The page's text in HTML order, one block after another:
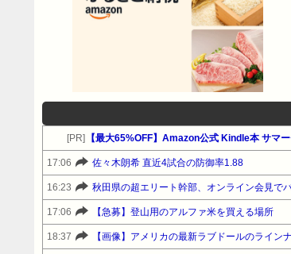
[PR] 【最大65%OFF】Amazon公式 Kindle本 サマ
17:06 佐々木朗希 直近4試合の防御率1.88
16:23 秋田県の超エリート幹部、オンライン会見で
17:06 【急募】登山用のアルファ米を買える場所
18:37 【画像】アメリカの最新ラブドールのライ